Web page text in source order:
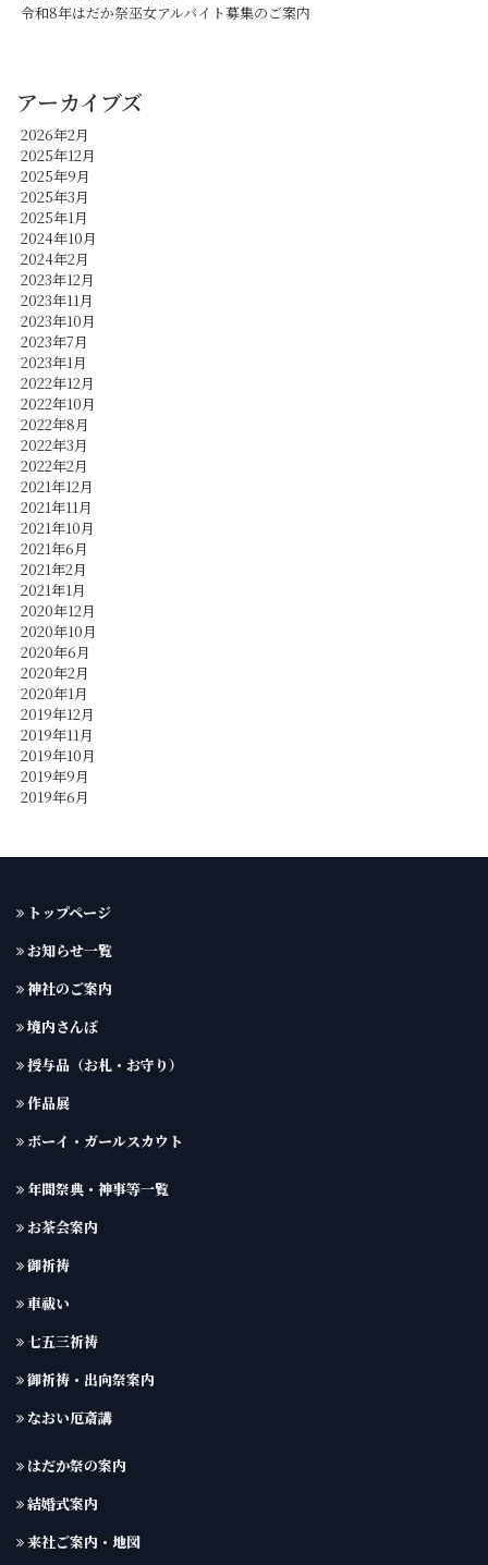
令和8年はだか祭巫女アルバイト募集のご案内
アーカイブズ
2026年2月
2025年12月
2025年9月
2025年3月
2025年1月
2024年10月
2024年2月
2023年12月
2023年11月
2023年10月
2023年7月
2023年1月
2022年12月
2022年10月
2022年8月
2022年3月
2022年2月
2021年12月
2021年11月
2021年10月
2021年6月
2021年2月
2021年1月
2020年12月
2020年10月
2020年6月
2020年2月
2020年1月
2019年12月
2019年11月
2019年10月
2019年9月
2019年6月
トップページ
お知らせ一覧
神社のご案内
境内さんぽ
授与品（お札・お守り）
作品展
ボーイ・ガールスカウト
年間祭典・神事等一覧
お茶会案内
御祈祷
車祓い
七五三祈祷
御祈祷・出向祭案内
なおい厄斎講
はだか祭の案内
結婚式案内
来社ご案内・地図